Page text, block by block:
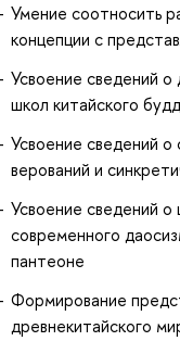
Умение соотносить
концепции с
Усвоение сведений
школ китайского
Усвоение сведений
верований и
Усвоение сведений о
современного
пантеоне
Формирование
древнекитайского